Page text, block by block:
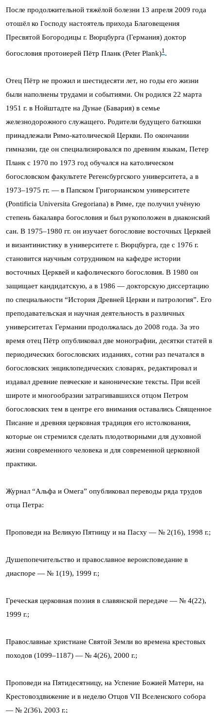
После продолжительной тяжёлой болезни 13 апреля 2009 года
отошёл ко Господу настоятель прихода Благовещения
Пресвятой Богородицы г. Вюрцбурга (Германия) доктор
богословия протоиерей Пётр Планк (Peter Plank)1.
Отец Пётр не прожил и шестидесяти лет, но годы его жизни
были наполнены трудами и событиями. Он родился 22 марта
1951 г. в Нойштадте на Дунае (Бавария) в семье
железнодорожного служащего. Родители будущего батюшки
принадлежали Римо-католической Церкви. По окончании
гимназии, где он специализировался по древним языкам, Петер
Планк с 1970 по 1973 год обучался на католическом
богословском факультете Регенсбургского университета, а в
1973–1975 гг. — в Папском Григорианском университете
(Pontificia Universita Gregoriana) в Риме, где получил учёную
степень бакалавра богословия и был рукоположен в диаконский
сан. В 1975–1980 гг. он изучает богословие восточных Церквей
и византинистику в университете г. Вюрцбурга, где с 1976 г.
становится научным сотрудником на кафедре истории
восточных Церквей и кафолического богословия. В 1980 он
защищает кандидатскую, а в 1986 — докторскую диссертацию
по специальности “История Древней Церкви и патрология”. Его
преподавательская и научная деятельность в различных
университетах Германии продолжалась до 2008 года. За это
время отец Пётр опубликовал две монографии, десятки статей в
периодических богословских изданиях, сотни раз печатался в
богословских энциклопедических словарях, редактировал и
издавал древние певческие и канонические тексты. При всей
широте и многообразии затрагивавшихся отцом Петром
богословских тем в центре его внимания оставались Священное
Писание и древняя церковная традиция его истолкования,
которые он стремился сделать плодотворными для духовной
жизни современного человека и для современной церковной
практики.
Журнал “Альфа и Омега” опубликовал переводы ряда трудов
отца Петра:
Проповеди на Великую Пятницу и на Пасху — № 2(16), 1998 г.;
Душепопечительство и православное вероисповедание в
диаспоре — № 1(19), 1999 г.;
Греческая церковная поэзия в славянской передаче — № 4(22),
1999 г.;
Православные христиане Святой Земли во времена крестовых
походов (1099–1187) — № 4(26), 2000 г.;
Проповеди на Пятидесятницу, на Успение Божией Матери, на
Крестовоздвижение и в неделю Отцов VII Вселенского собора
— № 2(36), 2003 г.;